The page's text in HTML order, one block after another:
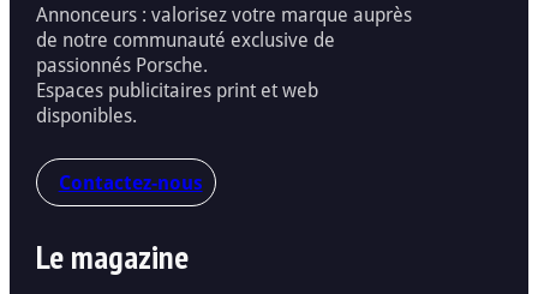
Annonceurs : valorisez votre marque auprès
de notre communauté exclusive de
passionnés Porsche.
Espaces publicitaires print et web
disponibles.
Contactez-nous
Le magazine